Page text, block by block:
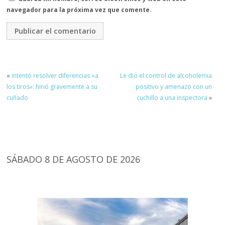
navegador para la próxima vez que comente.
« Intentó resolver diferencias «a
los tiros»: hirió gravemente a su
cuñado
Le dio el control de alcoholemia
positivo y amenazó con un
cuchillo a una inspectora »
SÁBADO 8 DE AGOSTO DE 2026